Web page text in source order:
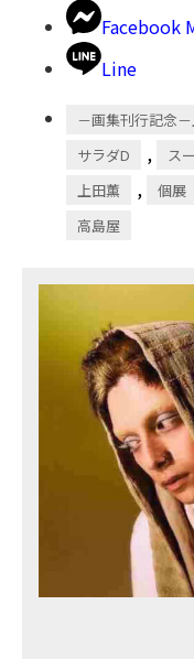
Facebook
Line
－画集刊行記念
サラダD , ス
上田薫 , 個展
高島屋